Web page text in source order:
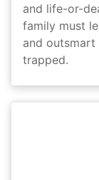
and life-or-
family must
and
trapped.